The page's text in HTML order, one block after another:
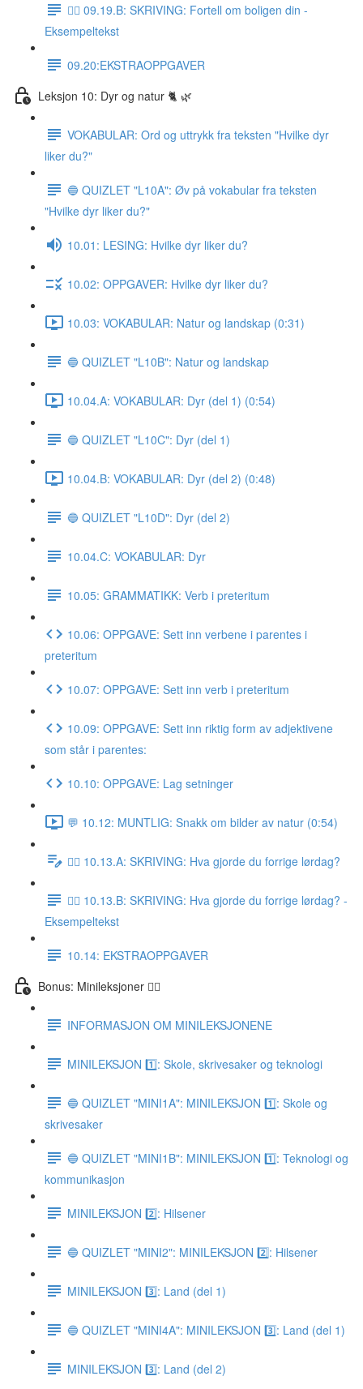
✍🏼 09.19.B: SKRIVING: Fortell om boligen din -
Eksempeltekst
09.20:EKSTRAOPPGAVER
Leksjon 10: Dyr og natur 🐈 🌿
VOKABULAR: Ord og uttrykk fra teksten "Hvilke dyr
liker du?"
🔵 QUIZLET "L10A": Øv på vokabular fra teksten
"Hvilke dyr liker du?"
10.01: LESING: Hvilke dyr liker du?
10.02: OPPGAVER: Hvilke dyr liker du?
10.03: VOKABULAR: Natur og landskap (0:31)
🔵 QUIZLET "L10B": Natur og landskap
10.04.A: VOKABULAR: Dyr (del 1) (0:54)
🔵 QUIZLET "L10C": Dyr (del 1)
10.04.B: VOKABULAR: Dyr (del 2) (0:48)
🔵 QUIZLET "L10D": Dyr (del 2)
10.04.C: VOKABULAR: Dyr
10.05: GRAMMATIKK: Verb i preteritum
10.06: OPPGAVE: Sett inn verbene i parentes i
preteritum
10.07: OPPGAVE: Sett inn verb i preteritum
10.09: OPPGAVE: Sett inn riktig form av adjektivene
som står i parentes:
10.10: OPPGAVE: Lag setninger
💬 10.12: MUNTLIG: Snakk om bilder av natur (0:54)
✍🏼 10.13.A: SKRIVING: Hva gjorde du forrige lørdag?
✍🏼 10.13.B: SKRIVING: Hva gjorde du forrige lørdag? -
Eksempeltekst
10.14: EKSTRAOPPGAVER
Bonus: Minileksjoner 👌🏻
INFORMASJON OM MINILEKSJONENE
MINILEKSJON 1️⃣: Skole, skrivesaker og teknologi
🔵 QUIZLET "MINI1A": MINILEKSJON 1️⃣: Skole og
skrivesaker
🔵 QUIZLET "MINI1B": MINILEKSJON 1️⃣: Teknologi og
kommunikasjon
MINILEKSJON 2️⃣: Hilsener
🔵 QUIZLET "MINI2": MINILEKSJON 2️⃣: Hilsener
MINILEKSJON 3️⃣: Land (del 1)
🔵 QUIZLET "MINI4A": MINILEKSJON 3️⃣: Land (del 1)
MINILEKSJON 3️⃣: Land (del 2)